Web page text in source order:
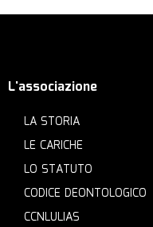
L'associazione
LA STORIA
LE CARICHE
LO STATUTO
CODICE DEONTOLOGICO
CCNLULIAS